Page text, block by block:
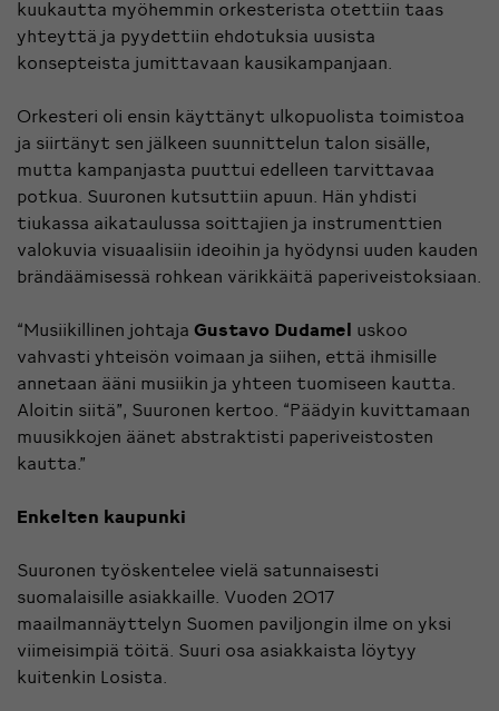
kuukautta myöhemmin orkesterista otettiin taas
yhteyttä ja pyydettiin ehdotuksia uusista
konsepteista jumittavaan kausikampanjaan.
Orkesteri oli ensin käyttänyt ulkopuolista toimistoa
ja siirtänyt sen jälkeen suunnittelun talon sisälle,
mutta kampanjasta puuttui edelleen tarvittavaa
potkua. Suuronen kutsuttiin apuun. Hän yhdisti
tiukassa aikataulussa soittajien ja instrumenttien
valokuvia visuaalisiin ideoihin ja hyödynsi uuden kauden
brändäämisessä rohkean värikkäitä paperiveistoksiaan.
“Musiikillinen johtaja Gustavo Dudamel uskoo
vahvasti yhteisön voimaan ja siihen, että ihmisille
annetaan ääni musiikin ja yhteen tuomiseen kautta.
Aloitin siitä”, Suuronen kertoo. “Päädyin kuvittamaan
muusikkojen äänet abstraktisti paperiveistosten
kautta.”
Enkelten kaupunki
Suuronen työskentelee vielä satunnaisesti
suomalaisille asiakkaille. Vuoden 2017
maailmannäyttelyn Suomen paviljongin ilme on yksi
viimeisimpiä töitä. Suuri osa asiakkaista löytyy
kuitenkin Losista.